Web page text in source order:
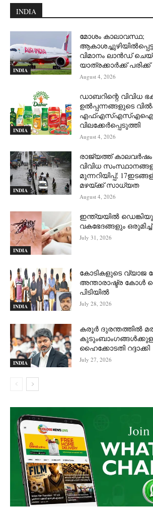
INDIA
INDIA
മോശം കാലാവസ്ഥ;
വിമാനം ലാന്‍ഡ്
യാത്രക്കാര്‍ക്ക് പരിക്ക്
August 4, 2026
INDIA
ഡാബറിന്റെ വിവിധ
ഉൽപ്പന്നങ്ങളുടെ
എഫ്എസ്എസ്എഐ
വിലക്കേർപ്പെടുത്തി
August 4, 2026
INDIA
രാജ്യത്ത്
വിവിധ
മുന്നറിയിപ്പ്;
മഴയ്ക്ക് സാധ്യത
August 4, 2026
INDIA
ഇന്ത്യയിൽ
വകഭേദങ്ങളും
July 31, 2026
INDIA
കോടികളുടെ വ്യാജ
അന്താരാഷ്ട്ര കോൾ
പിടിയില്‍
July 28, 2026
INDIA
കരൂർ ദുരന്തത്തിൽ
ഹൈക്കോടതി റദ്ദാക്കി
July 27, 2026